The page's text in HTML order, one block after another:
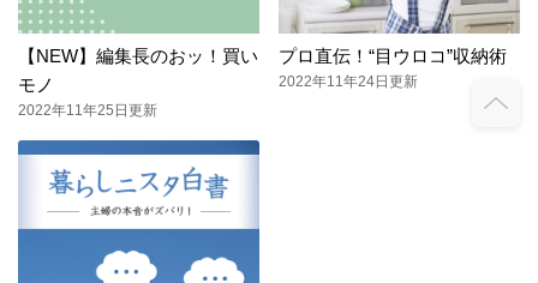
【NEW】編集長のおッ！買い
モノ
2022年11年25日更新
プロ直伝！“目ウロコ”収納術
2022年11年24日更新